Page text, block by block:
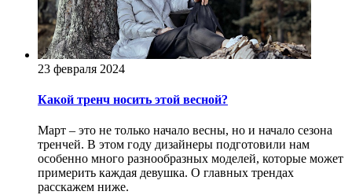
23 февраля 2024
Какой тренч носить этой весной?
Март – это не только начало весны, но и начало сезона
тренчей. В этом году дизайнеры подготовили нам
особенно много разнообразных моделей, которые может
примерить каждая девушка. О главных трендах
расскажем ниже.